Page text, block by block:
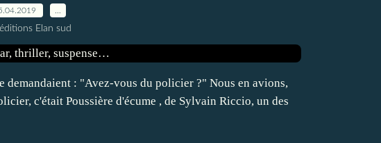
Elan sud
demandaient : "Avez-vous du policier ?" Nous en avions,
c'était Poussière d'écume , de Sylvain Riccio, un des